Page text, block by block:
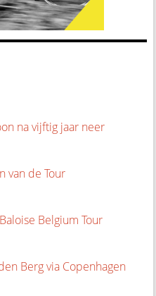
na vijftig jaar neer
van de Tour
Belgium Tour
Berg via Copenhagen